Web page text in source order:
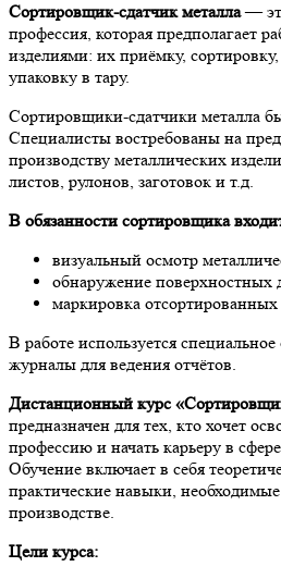
Сортировщик-сдатчик металла—
профессия, которая предполагает
изделиями: их приёмку,
упаковку в тару.
Сортировщики-сдатчики металла
Специалисты востребованы на
производству металлических
листов, рулонов, заготовок и т.д.
В обязанности сортировщика
визуальный осмотр
обнаружение поверхностных
маркировка
В работе используется
журналы для ведения отчётов.
Дистанционный курс
предназначен для тех, кто хочет
профессию и начать карьеру в
Обучение включает в себя
практические навыки,
производстве.
Цели курса: